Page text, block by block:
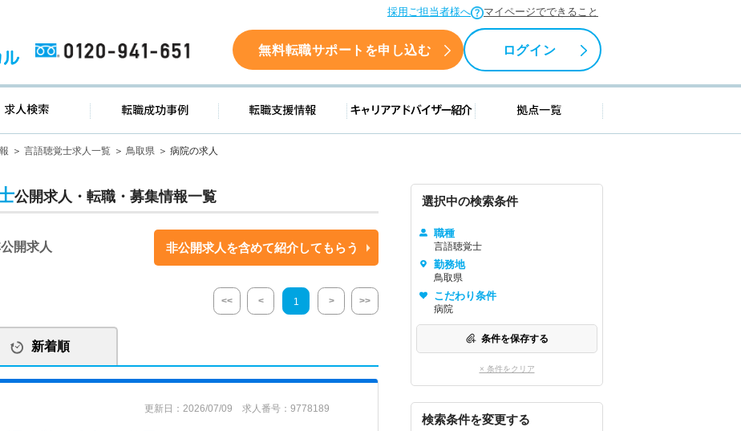
採用ご担当者様へ マイページでできること
0120-941-651 無料転職サポートを申し込む ログイン
イド 求人検索 転職成功事例 転職支援情報 キャリアアドバイザー紹介 拠点一覧
言語聴覚士求人一覧 鳥取県 病院の求人
公開求人・転職・募集情報一覧
開求人 非公開求人を含めて紹介してもらう
<< < 1 > >>
新着順
更新日：2026/07/09 求人番号：9778189
選択中の検索条件
職種
言語聴覚士
勤務地
鳥取県
こだわり条件
病院
条件を保存する
× 条件をクリア
検索条件を変更する